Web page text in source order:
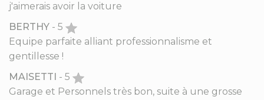
j'aimerais avoir la voiture
BERTHY - 5
Equipe parfaite alliant professionnalisme et
gentillesse !
MAISETTI - 5
Garage et Personnels très bon, suite à une grosse